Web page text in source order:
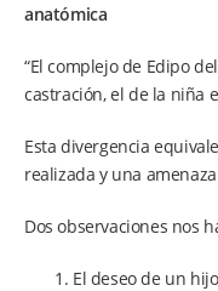
anatómica
“El complejo de Edipo
castración, el de la niña
Esta divergencia
realizada y una
Dos observaciones nos
El deseo de un